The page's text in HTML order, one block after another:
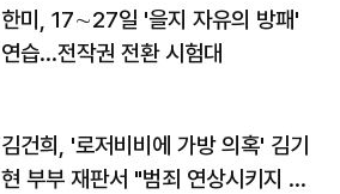
한미, 17∼27일 '을지 자유의 방패'
연습…전작권 전환 시험대
김건희, '로저비비에 가방 의혹' 김기
현 부부 재판서 "범죄 연상시키지 말